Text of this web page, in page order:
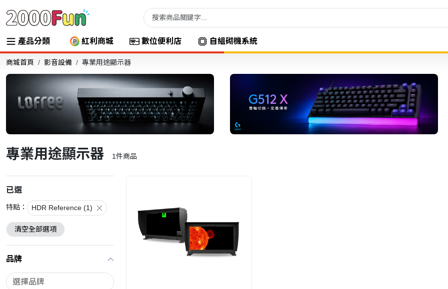
產品分類 紅利商城 數位便利店 自組砌機系統
商城首頁 影音設備 專業用途顯示器
專業用途顯示器 1件商品
已選
特點： HDR Reference (1)
清空全部選項
品牌